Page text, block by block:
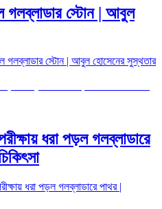
গলব্লাডার স্টোন | আবুল
গলব্লাডার স্টোন | আবুল হোসেনের সুস্থতার
ধরা পড়ল গলব্লাডারে
ধরা পড়ল গলব্লাডারে পাথর |